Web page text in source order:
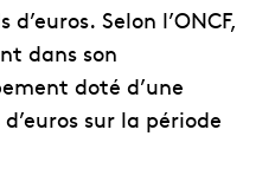
Selon l’ONCF,
dans son
doté d’une
sur la période